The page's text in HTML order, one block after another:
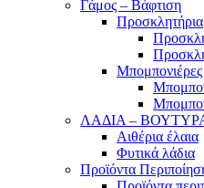
Γάμος – Βάφτιση
Προσκλητήρια
Μπομπονιέρες
ΛΑΔΙΑ –
Αιθέρια έλαια
Φυτικά λάδια
Προϊόντα